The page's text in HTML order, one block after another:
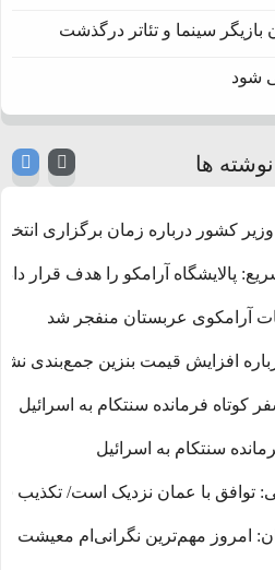
بازیگر سینما و تئاتر درگذشت
شود
ها
کشور درباره زمان برگزاری
پالایشگاه آرامکو را هدف قرار
آرامکوی عربستان منفجر شد
افزایش قیمت بنزین جمع‌بندی
می‌یابد
کوتاه فرمانده سنتکام به اسرائیل
سنتکام به اسرائیل
با عمان نزدیک است/ تکذیب سهم ۱۱ درصدی ایران از
امروز مهم‌ترین نگرانی‌ام معیشت